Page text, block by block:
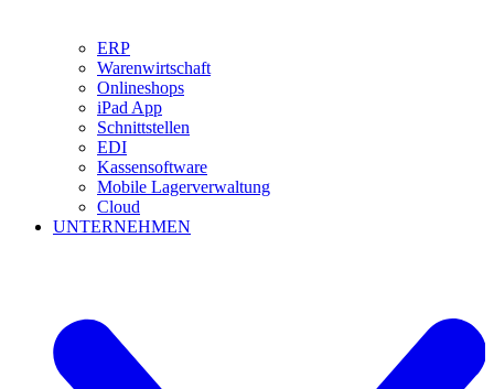
ERP
Warenwirtschaft
Onlineshops
iPad App
Schnittstellen
EDI
Kassensoftware
Mobile Lagerverwaltung
Cloud
UNTERNEHMEN